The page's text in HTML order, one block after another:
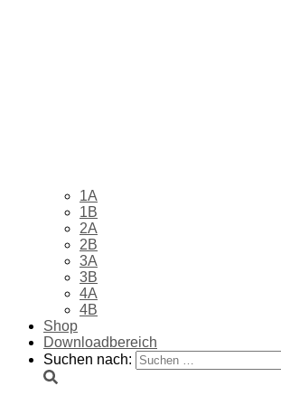
1A
1B
2A
2B
3A
3B
4A
4B
Shop
Downloadbereich
Suchen nach: